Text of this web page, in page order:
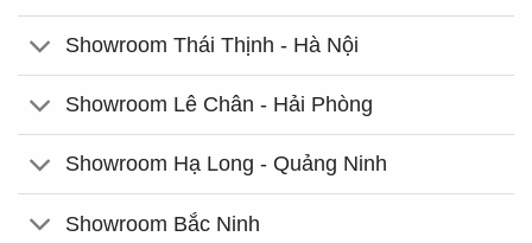
Showroom Thái Thịnh - Hà Nội
Showroom Lê Chân - Hải Phòng
Showroom Hạ Long - Quảng Ninh
Showroom Bắc Ninh